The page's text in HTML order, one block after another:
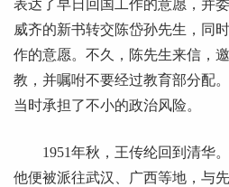
表达了早日回国工作的意愿，并
威齐的新书转交陈岱孙先生，同
作的意愿。不久，陈先生来信，
教，并嘱咐不要经过教育部分配
当时承担了不小的政治风险。
1951年秋，王传纶回到清华
他便被派往武汉、广西等地，与